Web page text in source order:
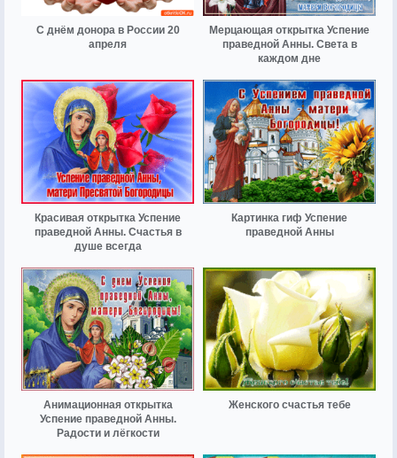
С днём донора в России 20
апреля
Мерцающая открытка Успение
праведной Анны. Света в
каждом дне
Красивая открытка Успение
праведной Анны. Счастья в
душе всегда
Картинка гиф Успение
праведной Анны
Анимационная открытка
Успение праведной Анны.
Радости и лёгкости
Женского счастья тебе